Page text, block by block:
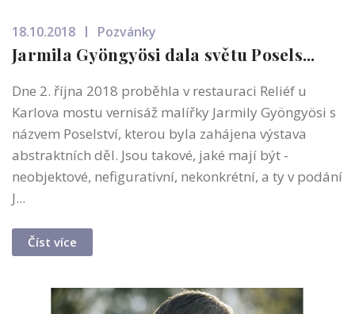
18.10.2018 Pozvánky
Jarmila Gyöngyösi dala světu Posels...
Dne 2. října 2018 proběhla v restauraci Reliéf u
Karlova mostu vernisáž malířky Jarmily Gyöngyösi s
názvem Poselství, kterou byla zahájena výstava
abstraktních děl. Jsou takové, jaké mají být -
neobjektové, nefigurativní, nekonkrétní, a ty v podání
J...
Číst více